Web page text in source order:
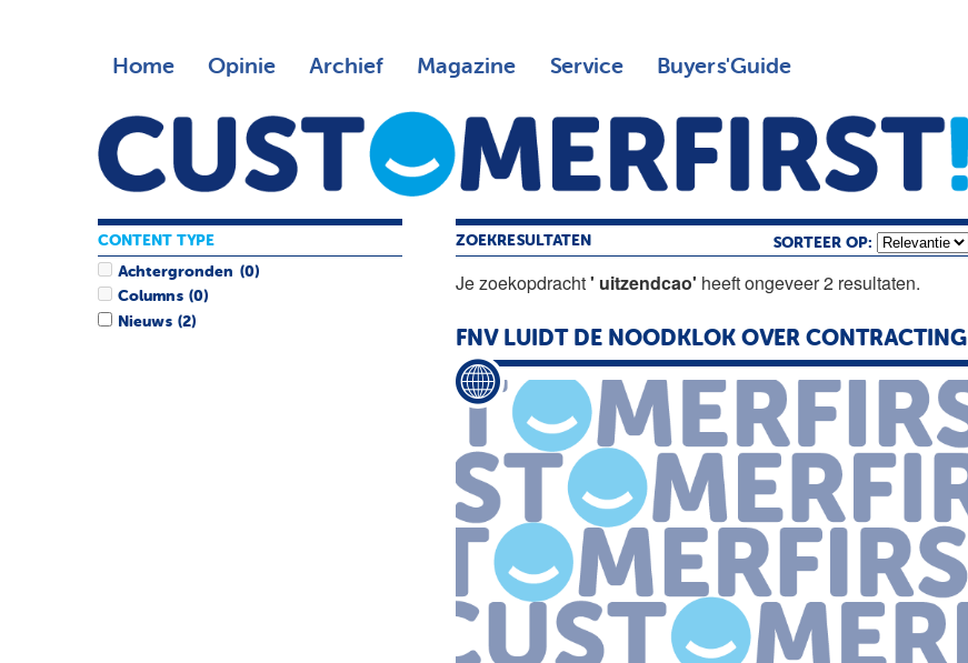
Home Opinie Archief Magazine Service Buyers'Guide
ZOEKRESULTATEN SORTEER OP:
Je zoekopdracht' uitzendcao' heeft ongeveer 2 resultaten.
FNV LUIDT DE NOODKLOK OVER CONTRACTING
CONTENT TYPE
Achtergronden (0)
Columns (0)
Nieuws (2)